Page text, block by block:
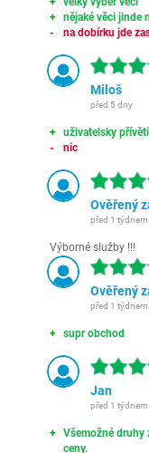
nějaké věci jinde
na dobírku jde
Miloš
před 5 dny
uživatelsky
nic
Ověřený
před 1 týdnem
Výborné služby !!!
Ověřený
před 1 týdnem
supr obchod
Jan
před 1 týdnem
Všemožné druhy
ceny.